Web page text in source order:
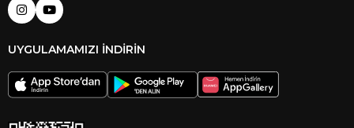
UYGULAMAMIZI İNDİRİN